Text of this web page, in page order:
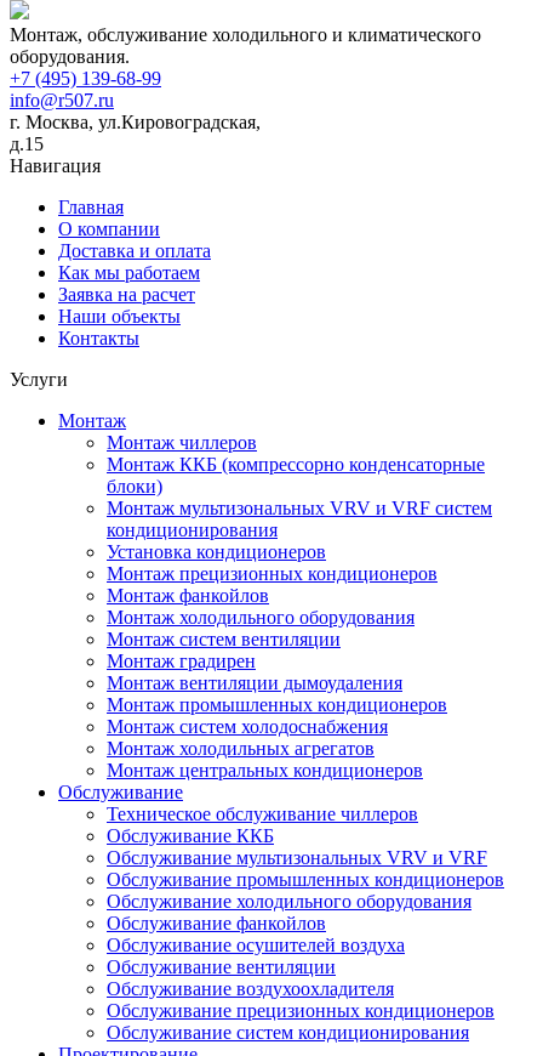
Монтаж, обслуживание холодильного и климатического
оборудования.
+7 (495) 139-68-99
info@r507.ru
г. Москва, ул.Кировоградская,
д.15
Навигация
Главная
О компании
Доставка и оплата
Как мы работаем
Заявка на расчет
Наши объекты
Контакты
Услуги
Монтаж
Монтаж чиллеров
Монтаж ККБ (компрессорно конденсаторные
блоки)
Монтаж мультизональных VRV и VRF систем
кондиционирования
Установка кондиционеров
Монтаж прецизионных кондиционеров
Монтаж фанкойлов
Монтаж холодильного оборудования
Монтаж систем вентиляции
Монтаж градирен
Монтаж вентиляции дымоудаления
Монтаж промышленных кондиционеров
Монтаж систем холодоснабжения
Монтаж холодильных агрегатов
Монтаж центральных кондиционеров
Обслуживание
Техническое обслуживание чиллеров
Обслуживание ККБ
Обслуживание мультизональных VRV и VRF
Обслуживание промышленных кондиционеров
Обслуживание холодильного оборудования
Обслуживание фанкойлов
Обслуживание осушителей воздуха
Обслуживание вентиляции
Обслуживание воздухоохладителя
Обслуживание прецизионных кондиционеров
Обслуживание систем кондиционирования